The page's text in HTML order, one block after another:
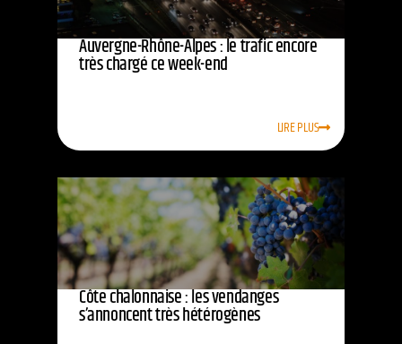
Auvergne-Rhône-Alpes : le trafic encore
très chargé ce week-end
LIRE PLUS
Côte chalonnaise : les vendanges
s’annoncent très hétérogènes